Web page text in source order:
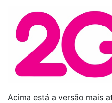
Acima está a versão mais